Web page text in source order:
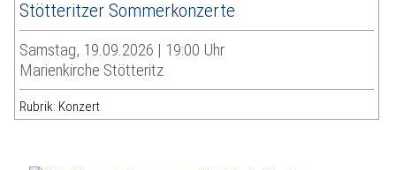
Stötteritzer Sommerkonzerte
Samstag, 19.09.2026 | 19:00 Uhr
Marienkirche Stötteritz
Rubrik: Konzert